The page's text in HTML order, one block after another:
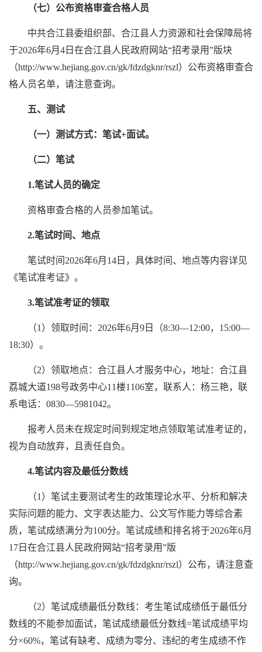
（七）公布资格审查合格人员
中共合江县委组织部、合江县人力资源和社会保障局将
于2026年6月4日在合江县人民政府网站“招考录用”版块
（http://www.hejiang.gov.cn/gk/fdzdgknr/rszl）公布资格审查合
格人员名单，请注意查询。
五、测试
（一）测试方式：笔试+面试。
（二）笔试
1.笔试人员的确定
资格审查合格的人员参加笔试。
2.笔试时间、地点
笔试时间2026年6月14日，具体时间、地点等内容详见
《笔试准考证》。
3.笔试准考证的领取
（1）领取时间：2026年6月9日（8:30—12:00，15:00—
18:30）。
（2）领取地点：合江县人才服务中心，地址：合江县
荔城大道198号政务中心11楼1106室，联系人：杨三艳，联
系电话：0830—5981042。
报考人员未在规定时间到规定地点领取笔试准考证的，
视为自动放弃，且责任自负。
4.笔试内容及最低分数线
（1）笔试主要测试考生的政策理论水平、分析和解决
实际问题的能力、文字表达能力、公文写作能力等综合素
质，笔试成绩满分为100分。笔试成绩和排名将于2026年6月
17日在合江县人民政府网站“招考录用”版
（http://www.hejiang.gov.cn/gk/fdzdgknr/rszl）公布，请注意查
询。
（2）笔试成绩最低分数线：考生笔试成绩低于最低分
数线的不能参加面试，笔试成绩最低分数线=笔试成绩平均
分×60%，笔试有缺考、成绩为零分、违纪的考生成绩不作